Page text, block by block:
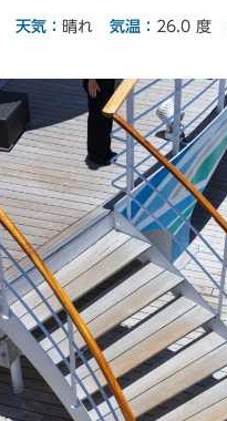
天気： 晴れ 気温： 26.0 度